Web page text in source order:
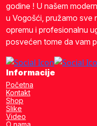
godine ! U našem
u Vogošći, pružamo sve
opremu i profesionalnu
posvećen tome da vam
Informacije
Početna
Kontakt
Shop
Slike
Video
O nama